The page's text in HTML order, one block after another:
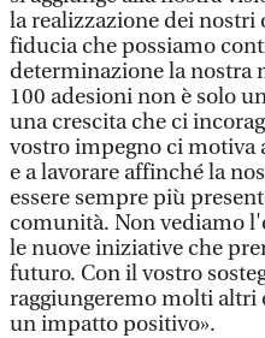
la realizzazione dei nostri
fiducia che possiamo
determinazione la nostra
100 adesioni non è solo
una crescita che ci
vostro impegno ci
e a lavorare affinché la
essere sempre più
comunità. Non vediamo
le nuove iniziative che
futuro. Con il vostro
raggiungeremo molti
un impatto positivo».